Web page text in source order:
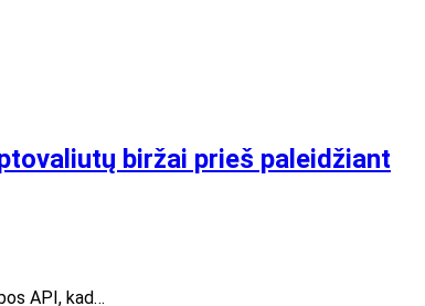
biržai prieš paleidžiant
API, kad…